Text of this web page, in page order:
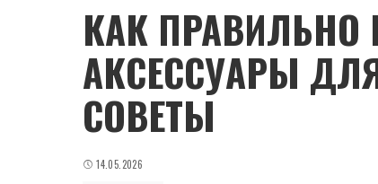
КАК ПРАВИЛЬНО
АКСЕССУАРЫ
СОВЕТЫ
14.05.2026